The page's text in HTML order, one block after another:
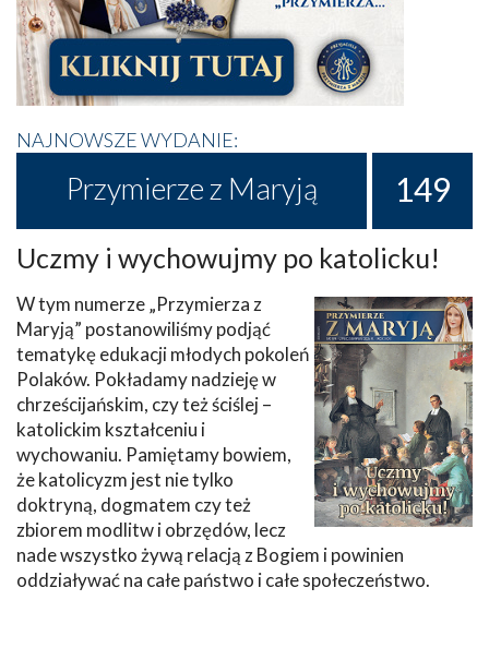
NAJNOWSZE WYDANIE:
Przymierze z Maryją 149
Uczmy i wychowujmy po katolicku!
W tym numerze „Przymierza z
Maryją” postanowiliśmy podjąć
tematykę edukacji młodych pokoleń
Polaków. Pokładamy nadzieję w
chrześcijańskim, czy też ściślej –
katolickim kształceniu i
wychowaniu. Pamiętamy bowiem,
że katolicyzm jest nie tylko
doktryną, dogmatem czy też
zbiorem modlitw i obrzędów, lecz
nade wszystko żywą relacją z Bogiem i powinien
oddziaływać na całe państwo i całe społeczeństwo.